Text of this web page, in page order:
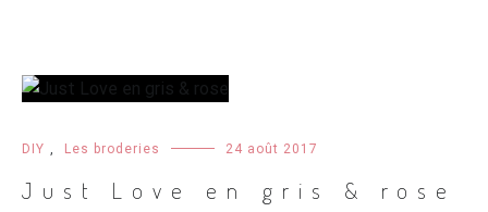
DIY , Les broderies 24 août 2017
Just Love en gris & rose